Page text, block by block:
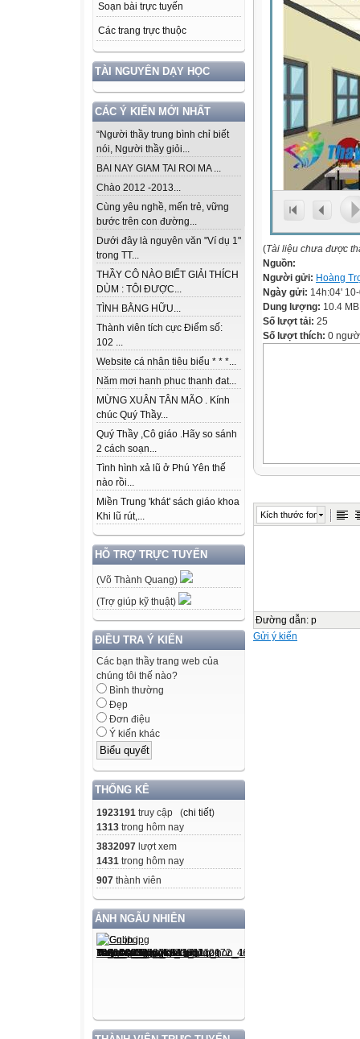
Soạn bài trực tuyến
Các trang trực thuộc
TÀI NGUYÊN DẠY HỌC
CÁC Ý KIẾN MỚI NHẤT
“Người thầy trung bình chỉ biết
nói, Người thầy giỏi...
BAI NAY GIAM TAI ROI MA ...
Chào 2012 -2013...
Cùng yêu nghề, mến trẻ, vững
bước trên con đường...
Dưới đây là nguyên văn "Ví dụ 1"
trong TT...
THẦY CÔ NÀO BIẾT GIẢI THÍCH
DÙM : TÔI ĐƯỢC...
TÌNH BẰNG HỮU...
Thành viên tích cực Điểm số:
102 ...
Website cá nhân tiêu biểu * * *...
Năm mơi hanh phuc thanh đat...
MỪNG XUÂN TÂN MÃO . Kính
chúc Quý Thầy...
Quý Thầy ,Cô giáo .Hãy so sánh
2 cách soạn...
Tình hình xả lũ ở Phú Yên thế
nào rồi...
Miền Trung 'khát' sách giáo khoa
Khi lũ rút,...
HỖ TRỢ TRỰC TUYẾN
(Võ Thành Quang)
(Trợ giúp kỹ thuật)
ĐIỀU TRA Ý KIẾN
Các bạn thầy trang web của
chúng tôi thế nào?
Bình thường
Đẹp
Đơn điệu
Ý kiến khác
THỐNG KÊ
1923191 truy cập (chi tiết)
1313 trong hôm nay
3832097 lượt xem
1431 trong hôm nay
907 thành viên
ẢNH NGẪU NHIÊN
(Tài liệu chưa được
Nguồn:
Người gửi: Hoàng
Ngày gửi: 14h:04'
Dung lượng: 10.4 MB
Số lượt tải: 25
Số lượt thích: 0
Kích thước font
Đường dẫn: p
Gửi ý kiến